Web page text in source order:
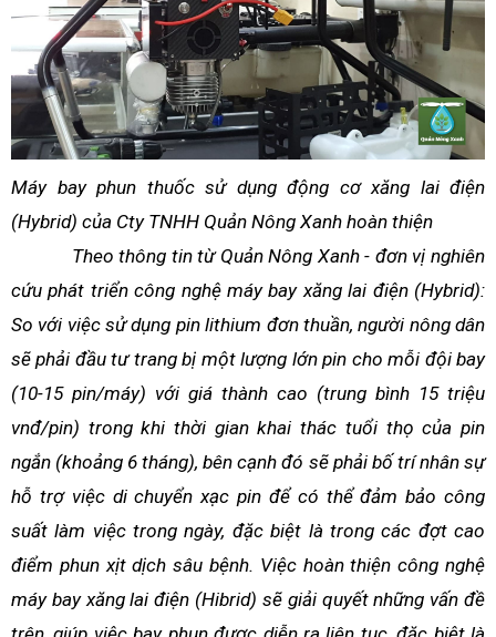
Máy bay phun thuốc sử dụng động cơ xăng lai điện
(Hybrid) của Cty TNHH Quản Nông Xanh hoàn thiện
Theo thông tin từ Quản Nông Xanh - đơn vị nghiên
cứu phát triển công nghệ máy bay xăng lai điện (Hybrid):
So với việc sử dụng pin lithium đơn thuần, người nông dân
sẽ phải đầu tư trang bị một lượng lớn pin cho mỗi đội bay
(10-15 pin/máy) với giá thành cao (trung bình 15 triệu
vnđ/pin) trong khi thời gian khai thác tuổi thọ của pin
ngắn (khoảng 6 tháng), bên cạnh đó sẽ phải bố trí nhân sự
hỗ trợ việc di chuyển xạc pin để có thể đảm bảo công
suất làm việc trong ngày, đặc biệt là trong các đợt cao
điểm phun xịt dịch sâu bệnh. Việc hoàn thiện công nghệ
máy bay xăng lai điện (Hibrid) sẽ giải quyết những vấn đề